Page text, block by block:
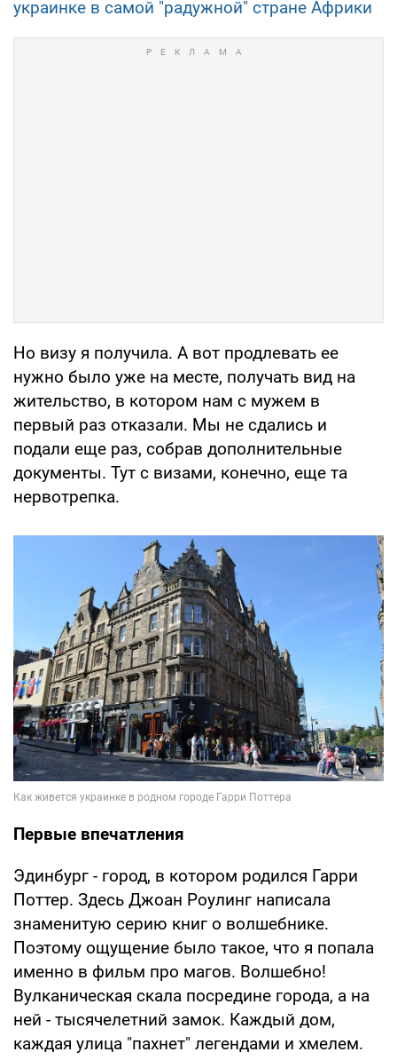
украинке в самой "радужной" стране Африки
Но визу я получила. А вот продлевать ее
нужно было уже на месте, получать вид на
жительство, в котором нам с мужем в
первый раз отказали. Мы не сдались и
подали еще раз, собрав дополнительные
документы. Тут с визами, конечно, еще та
нервотрепка.
Первые впечатления
Эдинбург - город, в котором родился Гарри
Поттер. Здесь Джоан Роулинг написала
знаменитую серию книг о волшебнике.
Поэтому ощущение было такое, что я попала
именно в фильм про магов. Волшебно!
Вулканическая скала посредине города, а на
ней - тысячелетний замок. Каждый дом,
каждая улица "пахнет" легендами и хмелем.